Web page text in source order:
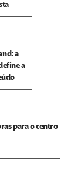
a
a
para o centro